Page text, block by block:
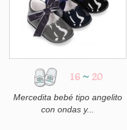
16 ~ 20
Mercedita bebé tipo angelito
con ondas y...